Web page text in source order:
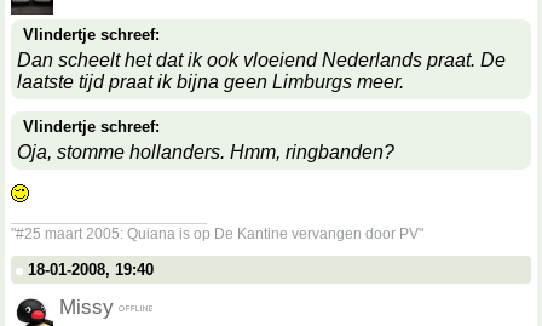
Vlindertje schreef:
Dan scheelt het dat ik ook vloeiend Nederlands praat. De
laatste tijd praat ik bijna geen Limburgs meer.
Vlindertje schreef:
Oja, stomme hollanders. Hmm, ringbanden?
"#25 maart 2005: Quiana is op De Kantine vervangen door PV"
18-01-2008, 19:40
Missy